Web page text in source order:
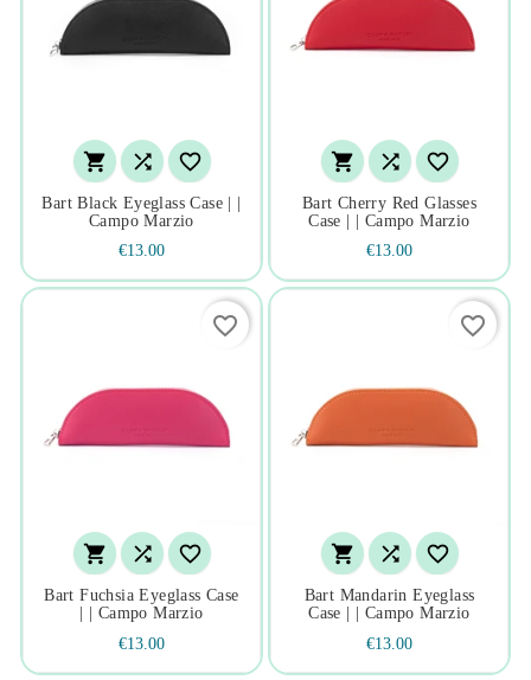
  
Bart Black Eyeglass Case | |
Campo Marzio
€13.00
  
Bart Cherry Red Glasses
Case | | Campo Marzio
€13.00
  
Bart Fuchsia Eyeglass Case
| | Campo Marzio
€13.00
favorite_border
  
Bart Mandarin Eyeglass
Case | | Campo Marzio
€13.00
favorite_border